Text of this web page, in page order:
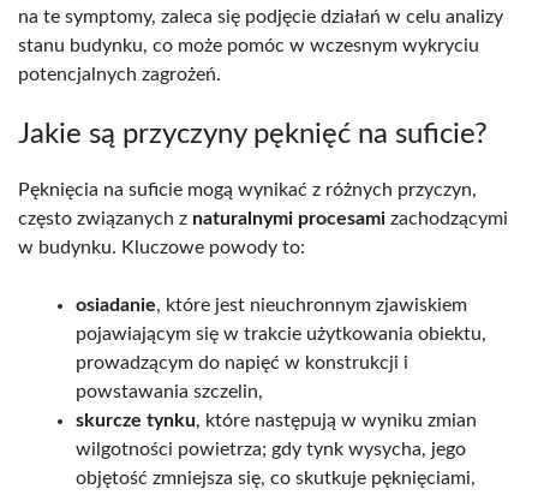
na te symptomy, zaleca się podjęcie działań w celu analizy
stanu budynku, co może pomóc w wczesnym wykryciu
potencjalnych zagrożeń.
Jakie są przyczyny pęknięć na suficie?
Pęknięcia na suficie mogą wynikać z różnych przyczyn,
często związanych z naturalnymi procesami zachodzącymi
w budynku. Kluczowe powody to:
osiadanie, które jest nieuchronnym zjawiskiem
pojawiającym się w trakcie użytkowania obiektu,
prowadzącym do napięć w konstrukcji i
powstawania szczelin,
skurcze tynku, które następują w wyniku zmian
wilgotności powietrza; gdy tynk wysycha, jego
objętość zmniejsza się, co skutkuje pęknięciami,